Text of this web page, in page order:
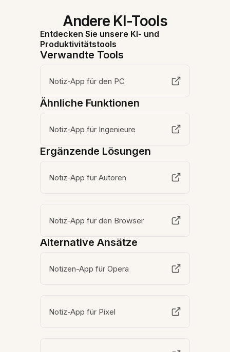
Andere KI-Tools
Entdecken Sie unsere KI- und
Produktivitätstools
Verwandte Tools
Notiz-App für den PC
Ähnliche Funktionen
Notiz-App für Ingenieure
Ergänzende Lösungen
Notiz-App für Autoren
Notiz-App für den Browser
Alternative Ansätze
Notizen-App für Opera
Notiz-App für Pixel